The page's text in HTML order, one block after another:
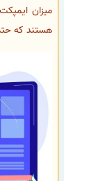
میزان
هستند که